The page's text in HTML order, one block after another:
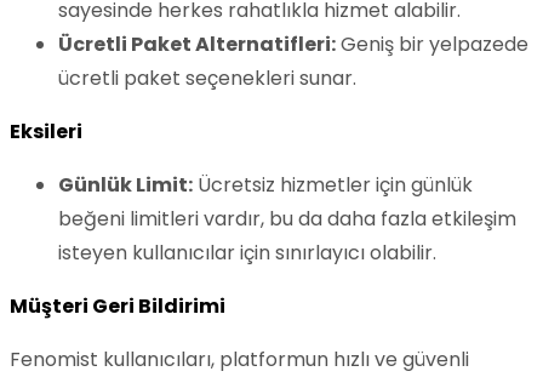
sayesinde herkes rahatlıkla hizmet alabilir.
Ücretli Paket Alternatifleri:Geniş bir yelpazede
ücretli paket seçenekleri sunar.
Eksileri
Günlük Limit: Ücretsiz hizmetler için günlük
beğeni limitleri vardır, bu da daha fazla etkileşim
isteyen kullanıcılar için sınırlayıcı olabilir.
Müşteri Geri Bildirimi
Fenomist kullanıcıları, platformun hızlı ve güvenli